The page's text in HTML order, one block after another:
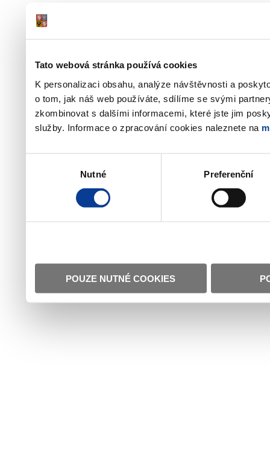
Tato webová stránka používá cookies
K personalizaci obsahu, analýze návštěvnosti a
o tom, jak náš web používáte, sdílíme se svými
zkombinovat s dalšími informacemi, které jste jim
služby. Informace o zpracování cookies naleznete na
Nutné Preferenční
POUZE NUTNÉ COOKIES